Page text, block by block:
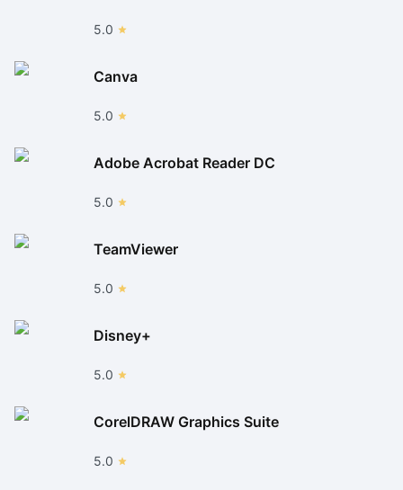
5.0
Canva
5.0
Adobe Acrobat Reader DC
5.0
TeamViewer
5.0
Disney+
5.0
CorelDRAW Graphics Suite
5.0